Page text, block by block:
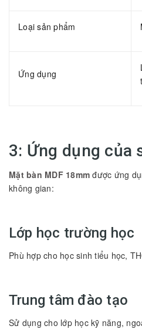
Loại sản phẩm
Ứng dụng
3: Ứng dụng của
Mặt bàn MDF 18mm được ứng
không gian:
Lớp học trường học
Phù hợp cho học sinh tiểu học,
Trung tâm đào tạo
Sử dụng cho lớp học kỹ năng,